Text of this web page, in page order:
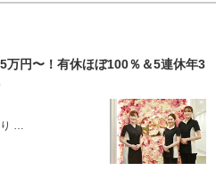
万円〜！有休ほぼ100％＆5連休年3
り …